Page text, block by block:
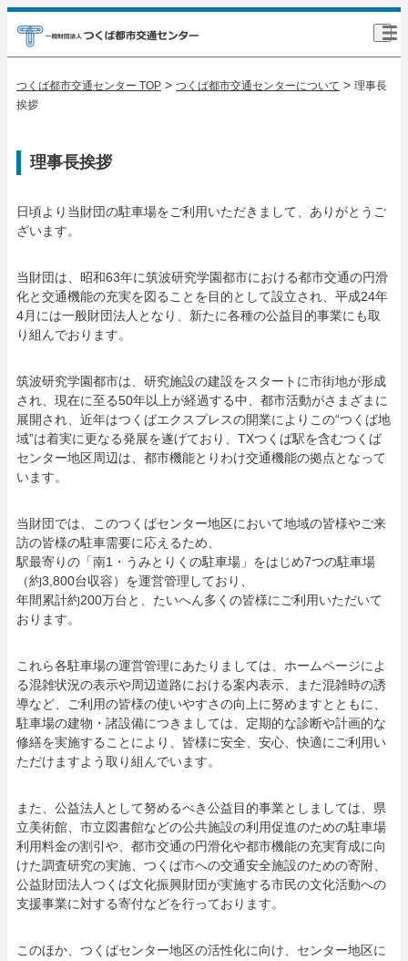
つくば都市交通センター TOP > つくば都市交通センターについて > 理事長
挨拶
理事長挨拶
日頃より当財団の駐車場をご利用いただきまして、ありがとうご
ざいます。
当財団は、昭和63年に筑波研究学園都市における都市交通の円滑
化と交通機能の充実を図ることを目的として設立され、平成24年
4月には一般財団法人となり、新たに各種の公益目的事業にも取
り組んでおります。
筑波研究学園都市は、研究施設の建設をスタートに市街地が形成
され、現在に至る50年以上が経過する中、都市活動がさまざまに
展開され、近年はつくばエクスプレスの開業によりこの“つくば地
域”は着実に更なる発展を遂げており、TXつくば駅を含むつくば
センター地区周辺は、都市機能とりわけ交通機能の拠点となって
います。
当財団では、このつくばセンター地区において地域の皆様やご来
訪の皆様の駐車需要に応えるため、
駅最寄りの「南1・うみとりくの駐車場」をはじめ7つの駐車場
（約3,800台収容）を運営管理しており、
年間累計約200万台と、たいへん多くの皆様にご利用いただいて
おります。
これら各駐車場の運営管理にあたりましては、ホームページによ
る混雑状況の表示や周辺道路における案内表示、また混雑時の誘
導など、ご利用の皆様の使いやすさの向上に努めますとともに、
駐車場の建物・諸設備につきましては、定期的な診断や計画的な
修繕を実施することにより、皆様に安全、安心、快適にご利用い
ただけますよう取り組んでいます。
また、公益法人として努めるべき公益目的事業としましては、県
立美術館、市立図書館などの公共施設の利用促進のための駐車場
利用料金の割引や、都市交通の円滑化や都市機能の充実育成に向
けた調査研究の実施、つくば市への交通安全施設のための寄附、
公益財団法人つくば文化振興財団が実施する市民の文化活動への
支援事業に対する寄付などを行っております。
このほか、つくばセンター地区の活性化に向け、センター地区に